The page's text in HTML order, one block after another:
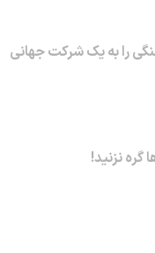
را به یک شرکت جهانی
گره نزنید!